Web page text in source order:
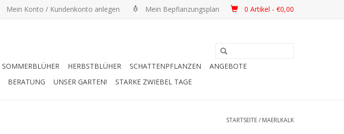
Mein Konto / Kundenkonto anlegen Mein Bepflanzungsplan 0 Artikel - €0,00
SOMMERBLÜHER HERBSTBLÜHER SCHATTENPFLANZEN
ANGEBOTE
BERATUNG UNSER GARTEN! STARKE ZWIEBEL TAGE
STARTSEITE/ MAERLKALK